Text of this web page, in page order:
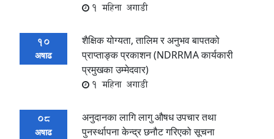
1 महिना अगाडी
10
अषाढ
शैक्षिक योग्यता, तालिम र अनुभव बापतको
प्राप्ताङ्क प्रकाशन (NDRRMA कार्यकारी
प्रमुखका उम्मेदवार)
1 महिना अगाडी
08
अषाढ
अनुदानका लागि लागु औषध उपचार तथा
पुनर्स्थापना केन्द्र छनौट गरिएको सूचना